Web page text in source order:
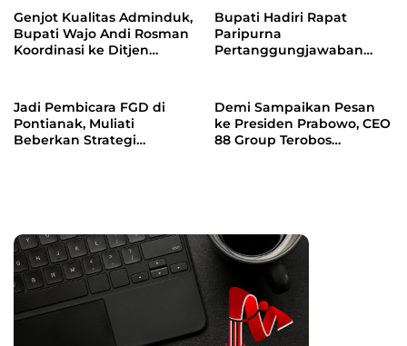
PSEL
Genjot Kualitas Adminduk,
Bupati Wajo Andi Rosman
Koordinasi ke Ditjen
Bupati Hadiri Rapat
Paripurna
Pertanggungjawaban
Jadi Pembicara FGD di
Pontianak, Muliati
Beberkan Strategi
Demi Sampaikan Pesan
ke Presiden Prabowo, CEO
88 Group Terobos